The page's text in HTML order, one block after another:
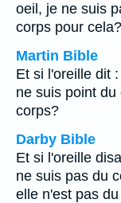
oeil, je ne suis
corps pour cela?
Martin Bible
Et si l'oreille dit
ne suis point
corps?
Darby Bible
Et si l'oreille
ne suis pas du
elle n'est pas